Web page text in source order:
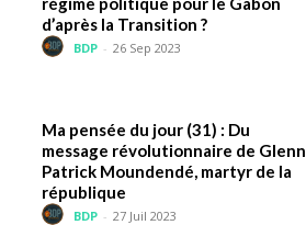
d’après la Transition ?
BDP - 26 Sep 2023
Ma pensée du jour (31) : Du
message révolutionnaire de Glenn
Patrick Moundendé, martyr de la
république
BDP - 27 Juil 2023